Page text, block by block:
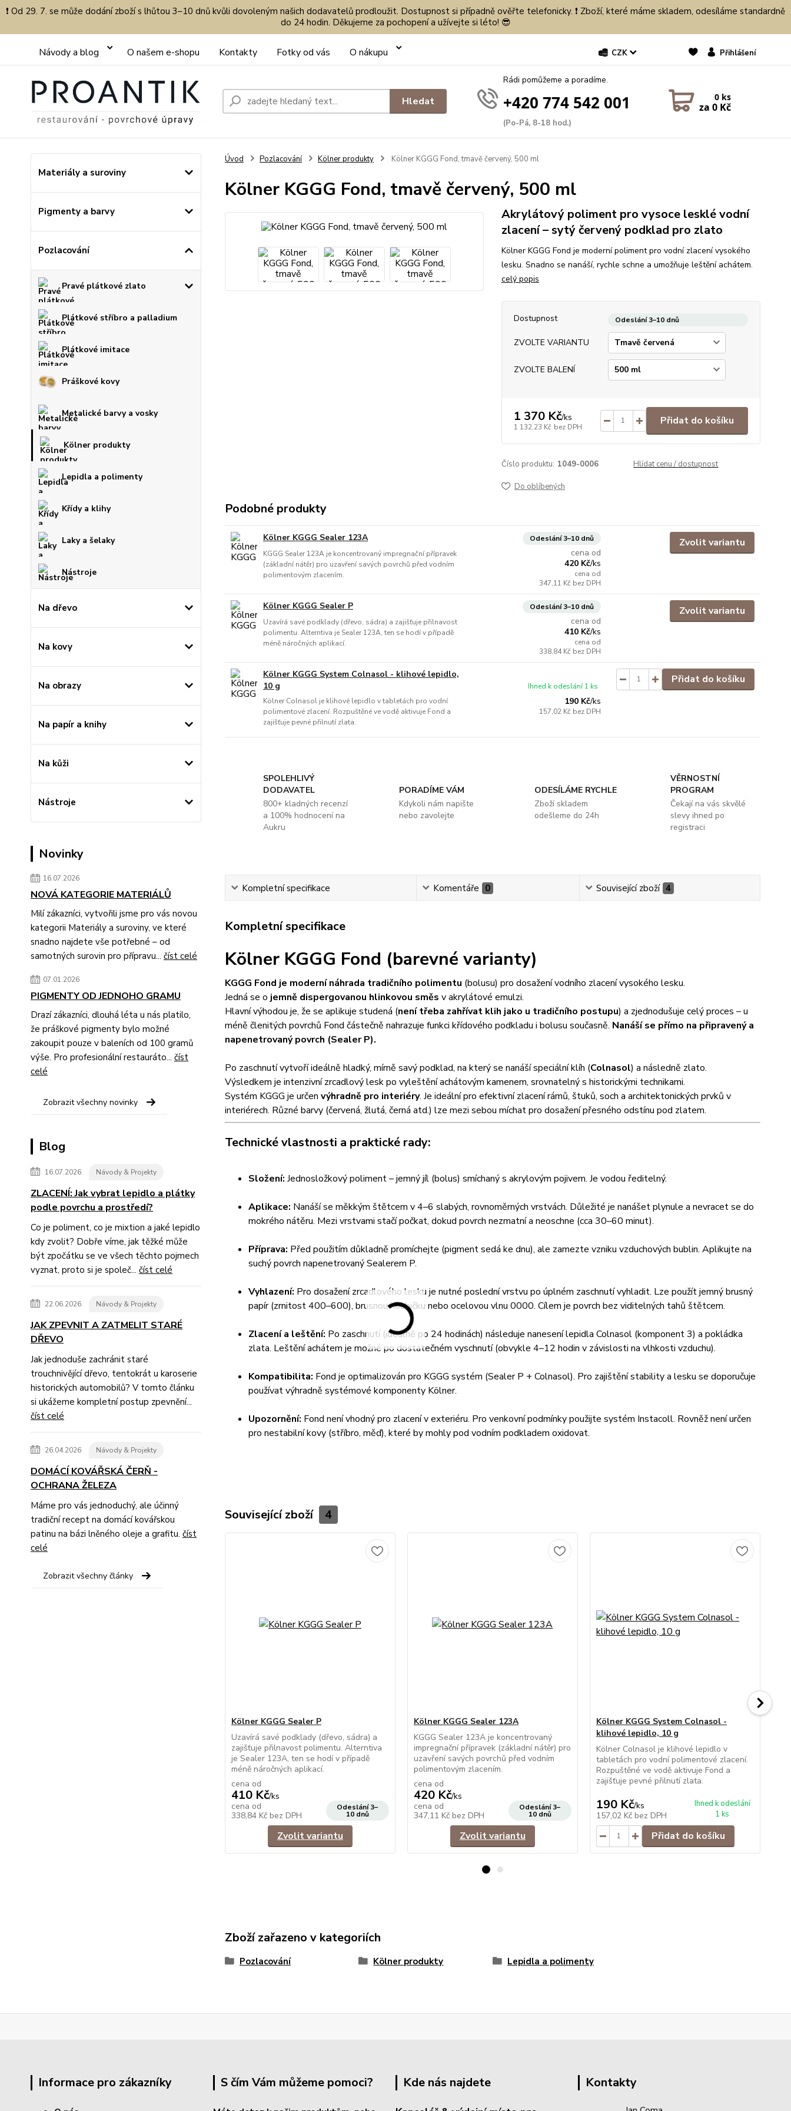
❗ Od 29. 7. se může dodání zboží s lhůtou 3–10 dnů kvůli dovoleným našich dodavatelů prodloužit. Dostupnost si případně ověřte telefonicky. ❗ Zboží, které máme skladem, odesíláme standardně
do 24 hodin. Děkujeme za pochopení a užívejte si léto! 😎
Návody a blog O našem e-shopu Kontakty Fotky od vás O nákupu CZK Přihlášení
Hledat
Rádi pomůžeme a poradíme.
+420 774 542 001
(Po-Pá, 8-18 hod.)
0 ks
za 0 Kč
Materiály a suroviny
Pigmenty a barvy
Pozlacování
Pravé plátkové zlato
Plátkové stříbro a palladium
Plátkové imitace
Práškové kovy
Metalické barvy a vosky
Kölner produkty
Lepidla a polimenty
Křídy a klihy
Laky a šelaky
Nástroje
Na dřevo
Na kovy
Na obrazy
Na papír a knihy
Na kůži
Nástroje
Novinky
16.07.2026
NOVÁ KATEGORIE MATERIÁLŮ
Milí zákazníci, vytvořili jsme pro vás novou
kategorii Materiály a suroviny, ve které
snadno najdete vše potřebné – od
samotných surovin pro přípravu... číst celé
07.01.2026
PIGMENTY OD JEDNOHO GRAMU
Drazí zákazníci, dlouhá léta u nás platilo,
že práškové pigmenty bylo možné
zakoupit pouze v baleních od 100 gramů
výše. Pro profesionální restauráto... číst
celé
Zobrazit všechny novinky
Blog
16.07.2026 Návody & Projekty
ZLACENÍ: Jak vybrat lepidlo a plátky
podle povrchu a prostředí?
Co je poliment, co je mixtion a jaké lepidlo
kdy zvolit? Dobře víme, jak těžké může
být zpočátku se ve všech těchto pojmech
vyznat, proto si je společ... číst celé
22.06.2026 Návody & Projekty
JAK ZPEVNIT A ZATMELIT STARÉ
DŘEVO
Jak jednoduše zachránit staré
trouchnivějící dřevo, tentokrát u karoserie
historických automobilů? V tomto článku
si ukážeme kompletní postup zpevnění...
číst celé
26.04.2026 Návody & Projekty
DOMÁCÍ KOVÁŘSKÁ ČERŇ -
OCHRANA ŽELEZA
Máme pro vás jednoduchý, ale účinný
tradiční recept na domácí kovářskou
patinu na bázi lněného oleje a grafitu. číst
celé
Zobrazit všechny články
Úvod Pozlacování Kölner produkty Kölner KGGG Fond, tmavě červený, 500 ml
Kölner KGGG Fond, tmavě červený, 500 ml
Akrylátový poliment pro vysoce lesklé vodní
zlacení – sytý červený podklad pro zlato
Kölner KGGG Fond je moderní poliment pro vodní zlacení vysokého
lesku. Snadno se nanáší, rychle schne a umožňuje leštění achátem.
celý popis
Dostupnost Odeslání 3–10 dnů
ZVOLTE VARIANTU
ZVOLTE BALENÍ
1 370 Kč/ks
1 132,23 Kč bez DPH
Přidat do košíku
Číslo produktu: 1049-0006 Hlídat cenu / dostupnost
Do oblíbených
Podobné produkty
Kölner KGGG Sealer 123A
KGGG Sealer 123A je koncentrovaný impregnační přípravek
(základní nátěr) pro uzavření savých povrchů před vodním
polimentovým zlacením.
cena od
420 Kč/ks
cena od
347,11 Kč bez DPH
Odeslání 3–10 dnů Zvolit variantu
Kölner KGGG Sealer P
Uzavírá savé podklady (dřevo, sádra) a zajišťuje přilnavost
polimentu. Alterntiva je Sealer 123A, ten se hodí v případě
méně náročných aplikací.
cena od
410 Kč/ks
cena od
338,84 Kč bez DPH
Odeslání 3–10 dnů Zvolit variantu
Kölner KGGG System Colnasol - klihové lepidlo,
10 g
Kölner Colnasol je klihové lepidlo v tabletách pro vodní
polimentové zlacení. Rozpuštěné ve vodě aktivuje Fond a
zajišťuje pevné přilnutí zlata.
190 Kč/ks
157,02 Kč bez DPH
Ihned k odeslání 1 ks
Přidat do košíku
SPOLEHLIVÝ
DODAVATEL
800+ kladných recenzí
a 100% hodnocení na
Aukru
PORADÍME VÁM
Kdykoli nám napište
nebo zavolejte
ODESÍLÁME RYCHLE
Zboží skladem
odešleme do 24h
VĚRNOSTNÍ
PROGRAM
Čekají na vás skvělé
slevy ihned po
registraci
Kompletní specifikace Komentáře 0 Související zboží 4
Kompletní specifikace
Kölner KGGG Fond (barevné varianty)
KGGG Fond je moderní náhrada tradičního polimentu (bolusu) pro dosažení vodního zlacení vysokého lesku.
Jedná se o jemně dispergovanou hlinkovou směs v akrylátové emulzi.
Hlavní výhodou je, že se aplikuje studená (není třeba zahřívat klih jako u tradičního postupu) a zjednodušuje celý proces – u
méně členitých povrchů Fond částečně nahrazuje funkci křídového podkladu i bolusu současně. Nanáší se přímo na připravený a
napenetrovaný povrch (Sealer P).
Po zaschnutí vytvoří ideálně hladký, mírně savý podklad, na který se nanáší speciální klíh (Colnasol) a následně zlato.
Výsledkem je intenzivní zrcadlový lesk po vyleštění achátovým kamenem, srovnatelný s historickými technikami.
Systém KGGG je určen výhradně pro interiéry. Je ideální pro efektivní zlacení rámů, štuků, soch a architektonických prvků v
interiérech. Různé barvy (červená, žlutá, černá atd.) lze mezi sebou míchat pro dosažení přesného odstínu pod zlatem.
Technické vlastnosti a praktické rady:
Složení: Jednosložkový poliment – jemný jíl (bolus) smíchaný s akrylovým pojivem. Je vodou ředitelný.
Aplikace: Nanáší se měkkým štětcem v 4–6 slabých, rovnoměrných vrstvách. Důležité je nanášet plynule a nevracet se do
mokrého nátěru. Mezi vrstvami stačí počkat, dokud povrch nezmatní a neoschne (cca 30–60 minut).
Příprava: Před použitím důkladně promíchejte (pigment sedá ke dnu), ale zamezte vzniku vzduchových bublin. Aplikujte na
suchý povrch napenetrovaný Sealerem P.
Vyhlazení: Pro dosažení zrcadlového lesku je nutné poslední vrstvu po úplném zaschnutí vyhladit. Lze použít jemný brusný
papír (zrnitost 400–600), brusnou houbičku nebo ocelovou vlnu 0000. Cílem je povrch bez viditelných tahů štětcem.
Zlacení a leštění: Po zaschnutí (ideálně po 24 hodinách) následuje nanesení lepidla Colnasol (komponent 3) a pokládka
zlata. Leštění achátem je možné po dostatečném vyschnutí (obvykle 4–12 hodin v závislosti na vlhkosti vzduchu).
Kompatibilita: Fond je optimalizován pro KGGG systém (Sealer P + Colnasol). Pro zajištění stability a lesku se doporučuje
používat výhradně systémové komponenty Kölner.
Upozornění: Fond není vhodný pro zlacení v exteriéru. Pro venkovní podmínky použijte systém Instacoll. Rovněž není určen
pro nestabilní kovy (stříbro, měď), které by mohly pod vodním podkladem oxidovat.
Související zboží 4
Kölner KGGG Sealer P
Uzavírá savé podklady (dřevo, sádra) a
zajišťuje přilnavost polimentu. Alterntiva
je Sealer 123A, ten se hodí v případě
méně náročných aplikací.
cena od
410 Kč/ks
cena od
338,84 Kč bez DPH
Odeslání 3–
10 dnů
Zvolit variantu
Kölner KGGG Sealer 123A
KGGG Sealer 123A je koncentrovaný
impregnační přípravek (základní nátěr) pro
uzavření savých povrchů před vodním
polimentovým zlacením.
cena od
420 Kč/ks
cena od
347,11 Kč bez DPH
Odeslání 3–
10 dnů
Zvolit variantu
Kölner KGGG System Colnasol -
klihové lepidlo, 10 g
Kölner Colnasol je klihové lepidlo v
tabletách pro vodní polimentové zlacení.
Rozpuštěné ve vodě aktivuje Fond a
zajišťuje pevné přilnutí zlata.
190 Kč/ks
157,02 Kč bez DPH
Ihned k odeslání
1 ks
Přidat do košíku
Zboží zařazeno v kategoriích
Pozlacování Kölner produkty Lepidla a polimenty
Informace pro zákazníky S čím Vám můžeme pomoci? Kde nás najdete Kontakty